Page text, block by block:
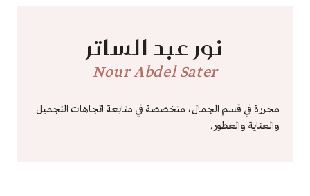
نور عبد الساتر
Nour Abdel Sater
محررة في قسم الجمال، متخصصة في متابعة اتجاهات التجميل
والعناية والعطور.